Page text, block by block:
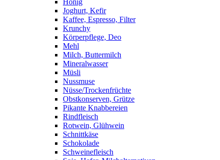
Honig
Joghurt, Kefir
Kaffee, Espresso, Filter
Krunchy
Körperpflege, Deo
Mehl
Milch, Buttermilch
Mineralwasser
Müsli
Nussmuse
Nüsse/Trockenfrüchte
Obstkonserven, Grütze
Pikante Knabbereien
Rindfleisch
Rotwein, Glühwein
Schnittkäse
Schokolade
Schweinefleisch